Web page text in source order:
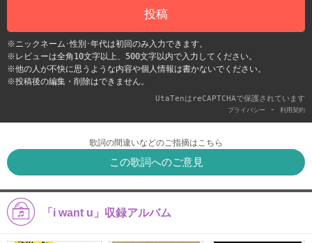
投稿
※ニックネーム･性別･年代は初回のみ入力できます。
※レビューは全角10文字以上、500文字以内で入力してください。
※他の人が不快に思うような内容や個人情報は書かないでください。
※投稿後の編集・削除はできません。
UtaTenはreCAPTCHAで保護されています
プライバシー - 利用契約
歌詞の間違いなどのご指摘はこちら
この歌詞へのご意見
「i want u」収録アルバム